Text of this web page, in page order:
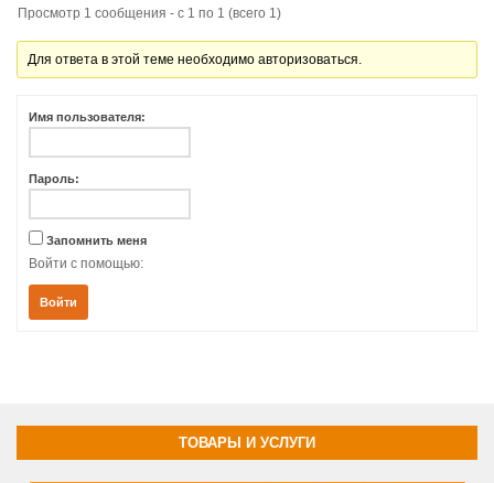
Просмотр 1 сообщения - с 1 по 1 (всего 1)
Для ответа в этой теме необходимо авторизоваться.
Имя пользователя:
Пароль:
Запомнить меня
Войти с помощью:
Войти
ТОВАРЫ И УСЛУГИ